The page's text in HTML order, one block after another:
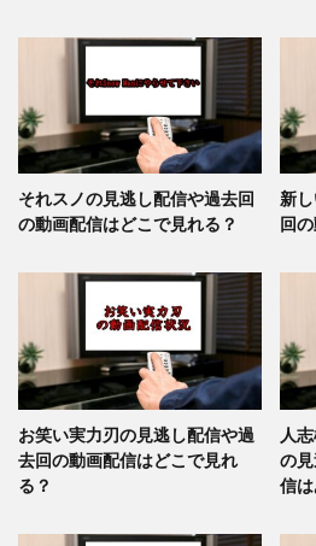
それスノの見逃し配信や過去回
の動画配信はどこで見れる？
新
回
お笑い実力刃の見逃し配信や過
去回の動画配信はどこで見れ
る？
人
の
信は